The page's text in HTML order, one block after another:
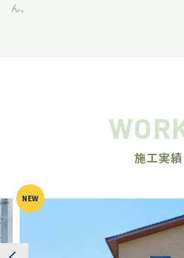
ん。
施工実績